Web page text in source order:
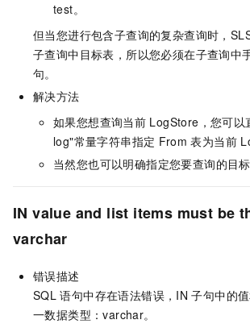
test。
但当您进行包含子查询的复杂查询时，
子查询中目标表，所以您必须在子查询中
句。
解决方法
如果您想查询当前 LogStore，您可以
log"常量字符串指定 From 表为当前
当然您也可以明确指定您要查询的目标
IN value and list items must be
varchar
错误描述
SQL 语句中存在语法错误，IN 子句中的
一数据类型：varchar。